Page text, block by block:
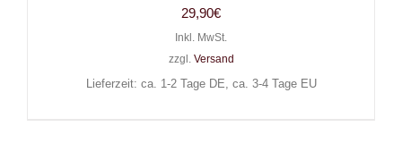
29,90€
Inkl. MwSt.
zzgl. Versand
Lieferzeit: ca. 1-2 Tage DE, ca. 3-4 Tage EU